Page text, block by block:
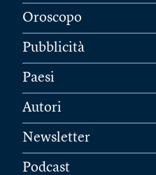
Oroscopo
Pubblicità
Paesi
Autori
Newsletter
Podcast